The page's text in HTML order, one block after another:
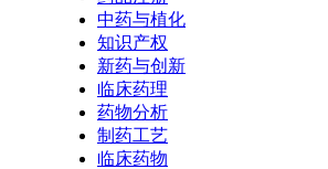
中药与植化
知识产权
新药与创新
临床药理
药物分析
制药工艺
临床药物